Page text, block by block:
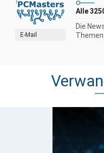
E-Mail
Alle
Die
Themen